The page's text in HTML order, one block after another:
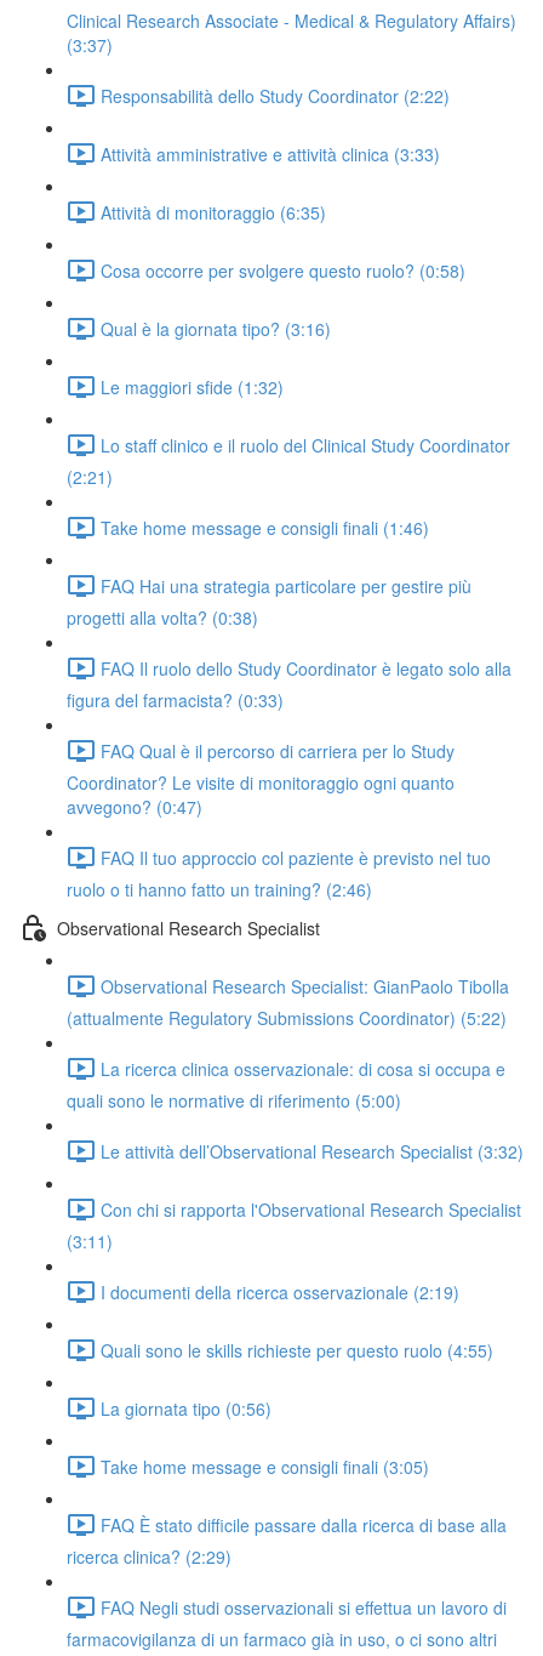
Clinical Research Associate - Medical & Regulatory Affairs)
(3:37)
Responsabilità dello Study Coordinator (2:22)
Attività amministrative e attività clinica (3:33)
Attività di monitoraggio (6:35)
Cosa occorre per svolgere questo ruolo? (0:58)
Qual è la giornata tipo? (3:16)
Le maggiori sfide (1:32)
Lo staff clinico e il ruolo del Clinical Study Coordinator
(2:21)
Take home message e consigli finali (1:46)
FAQ Hai una strategia particolare per gestire più
progetti alla volta? (0:38)
FAQ Il ruolo dello Study Coordinator è legato solo alla
figura del farmacista? (0:33)
FAQ Qual è il percorso di carriera per lo Study
Coordinator? Le visite di monitoraggio ogni quanto
avvegono? (0:47)
FAQ Il tuo approccio col paziente è previsto nel tuo
ruolo o ti hanno fatto un training? (2:46)
Observational Research Specialist
Observational Research Specialist: GianPaolo Tibolla
(attualmente Regulatory Submissions Coordinator) (5:22)
La ricerca clinica osservazionale: di cosa si occupa e
quali sono le normative di riferimento (5:00)
Le attività dell’Observational Research Specialist (3:32)
Con chi si rapporta l'Observational Research Specialist
(3:11)
I documenti della ricerca osservazionale (2:19)
Quali sono le skills richieste per questo ruolo (4:55)
La giornata tipo (0:56)
Take home message e consigli finali (3:05)
FAQ È stato difficile passare dalla ricerca di base alla
ricerca clinica? (2:29)
FAQ Negli studi osservazionali si effettua un lavoro di
farmacovigilanza di un farmaco già in uso, o ci sono altri